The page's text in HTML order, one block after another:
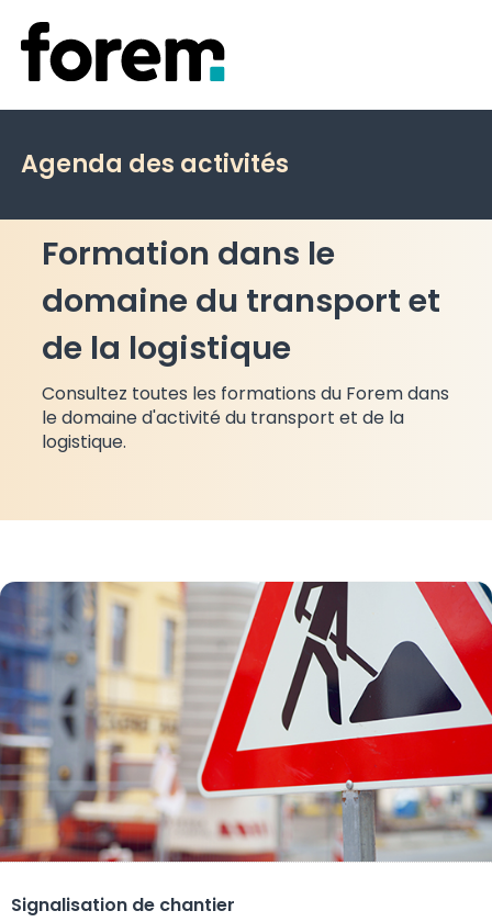
Agenda des activités
Formation dans le
domaine du transport et
de la logistique
Consultez toutes les formations du Forem dans
le domaine d'activité du transport et de la
logistique.
Signalisation de chantier